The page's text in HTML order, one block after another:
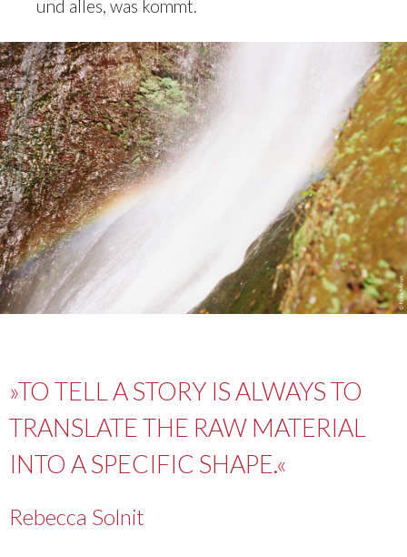
und alles, was kommt.
»TO TELL A STORY IS ALWAYS TO
TRANSLATE THE RAW MATERIAL
INTO A SPECIFIC SHAPE.«
Rebecca Solnit